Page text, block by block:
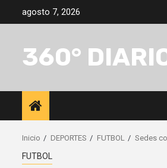
agosto 7, 2026
360°
Inicio DEPORTES FUTBOL Sedes
FUTBOL